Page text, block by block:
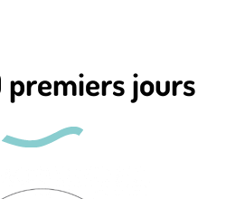
premiers jours